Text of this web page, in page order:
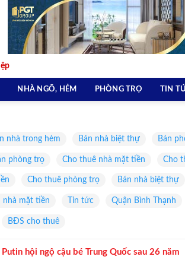
NHÀ NGÕ, HẺM PHÒNG TRỌ TIN
nhà trong hẻm Bán nhà biệt thự Bán
phòng trọ Cho thuê nhà mặt tiền Cho
Cho thuê phòng trọ Bán nhà biệt thự
nhà mặt tiền Tin tức Quận Bình Thạnh
BĐS cho thuê
hội ngộ cậu bé Trung Quốc sau 26 năm